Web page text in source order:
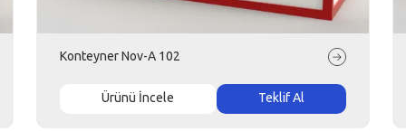
Konteyner Nov-A 102
Ürünü İncele Teklif Al